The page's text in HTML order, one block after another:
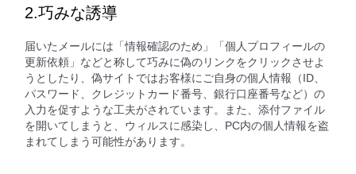
2.巧みな誘導
届いたメールには「情報確認のため」「個人プロフィールの
更新依頼」などと称して巧みに偽のリンクをクリックさせよ
うとしたり、偽サイトではお客様にご自身の個人情報（ID、
パスワード、クレジットカード番号、銀行口座番号など）の
入力を促すような工夫がされています。また、添付ファイル
を開いてしまうと、ウィルスに感染し、PC内の個人情報を盗
まれてしまう可能性があります。